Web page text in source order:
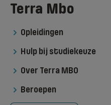
Terra Mbo
Opleidingen
Hulp bij studiekeuze
Over Terra MBO
Beroepen